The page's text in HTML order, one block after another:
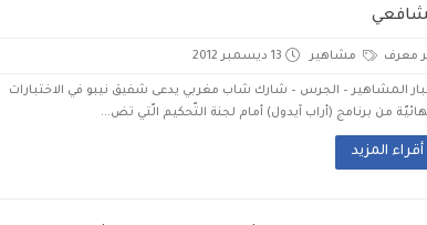
معرف مشاهير 13 ديسمبر 2012
المشاهير – الجرس – شارك شاب مغربي يدعى شفيق نيبو في الاختبارات
من برنامج (أراب آيدول) أمام لجنة التّحكيم الّتي تض...
أقراء المزيد